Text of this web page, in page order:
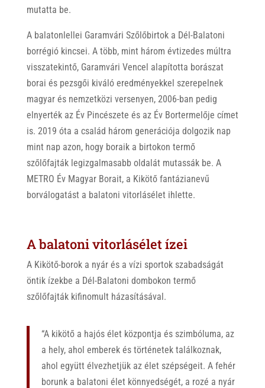
mutatta be.
A balatonlellei Garamvári Szőlőbirtok a Dél-Balatoni
borrégió kincsei. A több, mint három évtizedes múltra
visszatekintő, Garamvári Vencel alapította borászat
borai és pezsgői kiváló eredményekkel szerepelnek
magyar és nemzetközi versenyen, 2006-ban pedig
elnyerték az Év Pincészete és az Év Bortermelője címet
is. 2019 óta a család három generációja dolgozik nap
mint nap azon, hogy boraik a birtokon termő
szőlőfajták legizgalmasabb oldalát mutassák be. A
METRO Év Magyar Borait, a Kikötő fantázianevű
borválogatást a balatoni vitorlásélet ihlette.
A balatoni vitorlásélet ízei
A Kikötő-borok a nyár és a vízi sportok szabadságát
öntik ízekbe a Dél-Balatoni dombokon termő
szőlőfajták kifinomult házasításával.
“A kikötő a hajós élet központja és szimbóluma, az
a hely, ahol emberek és történetek találkoznak,
ahol együtt élvezhetjük az élet szépségeit. A fehér
borunk a balatoni élet könnyedségét, a rozé a nyár